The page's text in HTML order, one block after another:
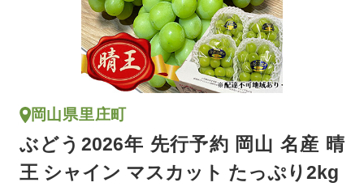
岡山県里庄町
ぶどう2026年 先行予約 岡山 名産 晴
王 シャイン マスカット たっぷり2kg